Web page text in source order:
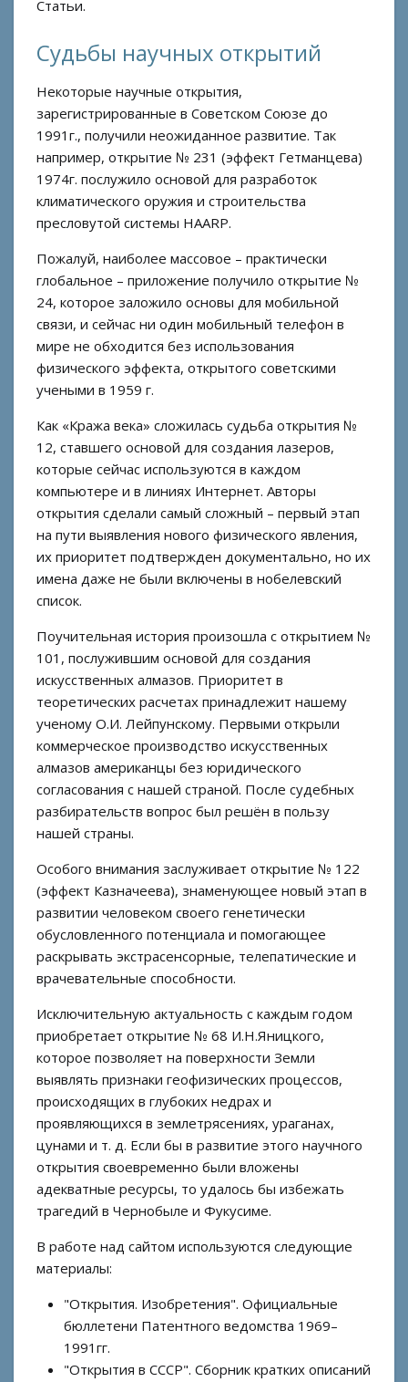
Статьи.
Судьбы научных открытий
Некоторые научные открытия,
зарегистрированные в Советском Союзе до
1991г., получили неожиданное развитие. Так
например, открытие № 231 (эффект Гетманцева)
1974г. послужило основой для разработок
климатического оружия и строительства
пресловутой системы HAARP.
Пожалуй, наиболее массовое – практически
глобальное – приложение получило открытие №
24, которое заложило основы для мобильной
связи, и сейчас ни один мобильный телефон в
мире не обходится без использования
физического эффекта, открытого советскими
учеными в 1959 г.
Как «Кража века» сложилась судьба открытия №
12, ставшего основой для создания лазеров,
которые сейчас используются в каждом
компьютере и в линиях Интернет. Авторы
открытия сделали самый сложный – первый этап
на пути выявления нового физического явления,
их приоритет подтвержден документально, но их
имена даже не были включены в нобелевский
список.
Поучительная история произошла с открытием №
101, послужившим основой для создания
искусственных алмазов. Приоритет в
теоретических расчетах принадлежит нашему
ученому О.И. Лейпунскому. Первыми открыли
коммерческое производство искусственных
алмазов американцы без юридического
согласования с нашей страной. После судебных
разбирательств вопрос был решён в пользу
нашей страны.
Особого внимания заслуживает открытие № 122
(эффект Казначеева), знаменующее новый этап в
развитии человеком своего генетически
обусловленного потенциала и помогающее
раскрывать экстрасенсорные, телепатические и
врачевательные способности.
Исключительную актуальность с каждым годом
приобретает открытие № 68 И.Н.Яницкого,
которое позволяет на поверхности Земли
выявлять признаки геофизических процессов,
происходящих в глубоких недрах и
проявляющихся в землетрясениях, ураганах,
цунами и т. д. Если бы в развитие этого научного
открытия своевременно были вложены
адекватные ресурсы, то удалось бы избежать
трагедий в Чернобыле и Фукусиме.
В работе над сайтом используются следующие
материалы:
"Открытия. Изобретения". Официальные
бюллетени Патентного ведомства 1969–
1991гг.
"Открытия в СССР". Сборник кратких описаний